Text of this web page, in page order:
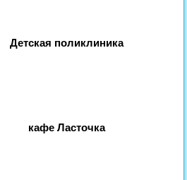
Детская поликлиника
кафе Ласточка